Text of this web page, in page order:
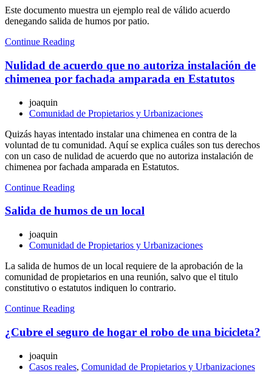
Este documento muestra un ejemplo real de válido acuerdo
denegando salida de humos por patio.
Continue Reading
Nulidad de acuerdo que no autoriza instalación de
chimenea por fachada amparada en Estatutos
joaquin
Comunidad de Propietarios y Urbanizaciones
Quizás hayas intentado instalar una chimenea en contra de la
voluntad de tu comunidad. Aquí se explica cuáles son tus derechos
con un caso de nulidad de acuerdo que no autoriza instalación de
chimenea por fachada amparada en Estatutos.
Continue Reading
Salida de humos de un local
joaquin
Comunidad de Propietarios y Urbanizaciones
La salida de humos de un local requiere de la aprobación de la
comunidad de propietarios en una reunión, salvo que el titulo
constitutivo o estatutos indiquen lo contrario.
Continue Reading
¿Cubre el seguro de hogar el robo de una bicicleta?
joaquin
Casos reales, Comunidad de Propietarios y Urbanizaciones